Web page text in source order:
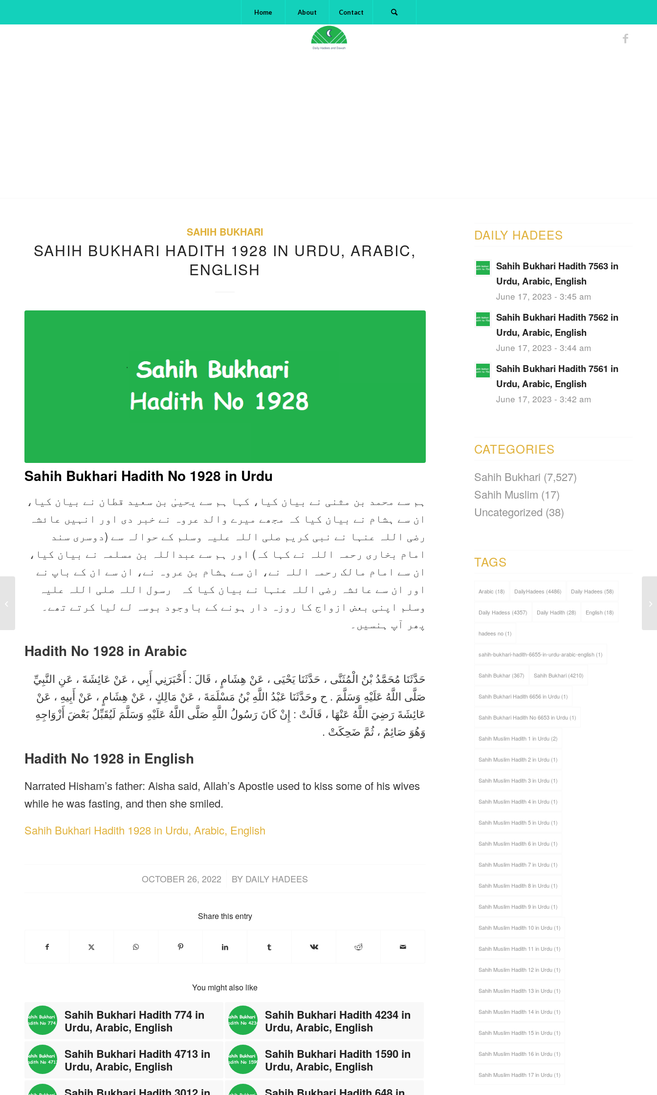
Home About Contact
SAHIH BUKHARI
SAHIH BUKHARI HADITH 1928 IN URDU, ARABIC,
ENGLISH
Sahih Bukhari Hadith No 1928 in Urdu
ہم سے محمد بن مثنی نے بیان کیا، کہا ہم سے یحییٰ بن سعید قطان نے بیان کیا،
ان سے ہشام نے بیان کیا کہ مجھے میرے والد عروہ نے خبر دی اور انہیں عائشہ
رضی اللہ عنہا نے نبی کریم صلی اللہ علیہ وسلم کے حوالہ سے (دوسری سند
امام بخاری رحمہ اللہ نے کہا کہ) اور ہم سے عبداللہ بن مسلمہ نے بیان کیا،
ان سے امام مالک رحمہ اللہ نے، ان سے ہشام بن عروہ نے، ان سے ان کے باپ نے
اور ان سے عائشہ رضی اللہ عنہا نے بیان کیا کہ رسول اللہ صلی اللہ علیہ
وسلم اپنی بعض ازواج کا روزہ دار ہونے کے باوجود بوسہ لے لیا کرتے تھے۔
پھر آپ ہنسیں۔
Hadith No 1928 in Arabic
حَدَّثَنَا مُحَمَّدُ بْنُ الْمُثَنَّى ، حَدَّثَنَا يَحْيَى ، عَنْ هِشَامٍ ، قَالَ : أَخْبَرَنِي أَبِي ، عَنْ عَائِشَةَ ، عَنِ النَّبِيِّ
صَلَّى اللَّهُ عَلَيْهِ وَسَلَّمَ . ح وحَدَّثَنَا عَبْدُ اللَّهِ بْنُ مَسْلَمَةَ ، عَنْ مَالِكٍ ، عَنْ هِشَامٍ ، عَنْ أَبِيهِ ، عَنْ
عَائِشَةَ رَضِيَ اللَّهُ عَنْهَا ، قَالَتْ : إِنْ كَانَ رَسُولُ اللَّهِ صَلَّى اللَّهُ عَلَيْهِ وَسَلَّمَ لَيُقَبِّلُ بَعْضَ أَزْوَاجِهِ
وَهُوَ صَائِمٌ ، ثُمَّ ضَحِكَتْ .
Hadith No 1928 in English
Narrated Hisham’s father: Aisha said, Allah’s Apostle used to kiss some of his wives
while he was fasting, and then she smiled.
Sahih Bukhari Hadith 1928 in Urdu, Arabic, English
OCTOBER 26, 2022
/ BY DAILY HADEES
Share this entry
You might also like
Sahih Bukhari Hadith 774 in
Urdu, Arabic, English
Sahih Bukhari Hadith 4234 in
Urdu, Arabic, English
Sahih Bukhari Hadith 4713 in
Urdu, Arabic, English
Sahih Bukhari Hadith 1590 in
Urdu, Arabic, English
DAILY HADEES
Sahih Bukhari Hadith 7563 in
Urdu, Arabic, English
June 17, 2023 - 3:45 am
Sahih Bukhari Hadith 7562 in
Urdu, Arabic, English
June 17, 2023 - 3:44 am
Sahih Bukhari Hadith 7561 in
Urdu, Arabic, English
June 17, 2023 - 3:42 am
CATEGORIES
Sahih Bukhari (7,527)
Sahih Muslim (17)
Uncategorized (38)
TAGS
Arabic (18) DailyHadees (4486) Daily Hadees (58)
Daily Hadess (4357) Daily Hadith(28) English(18)
hadees no(1)
sahih-bukhari-hadith-6655-in-urdu-arabic-english(1)
Sahih Bukhar(367) Sahih Bukhari(4210)
Sahih Bukhari Hadith 6656 in Urdu(1)
Sahih Bukhari Hadith No 6653 in Urdu(1)
Sahih Muslim Hadith 1 in Urdu(2)
Sahih Muslim Hadith 2 in Urdu(1)
Sahih Muslim Hadith 3 in Urdu(1)
Sahih Muslim Hadith 4 in Urdu(1)
Sahih Muslim Hadith 5 in Urdu(1)
Sahih Muslim Hadith 6 in Urdu(1)
Sahih Muslim Hadith 7 in Urdu(1)
Sahih Muslim Hadith 8 in Urdu(1)
Sahih Muslim Hadith 9 in Urdu(1)
Sahih Muslim Hadith 10 in Urdu(1)
Sahih Muslim Hadith 11 in Urdu(1)
Sahih Muslim Hadith 12 in Urdu(1)
Sahih Muslim Hadith 13 in Urdu(1)
Sahih Muslim Hadith 14 in Urdu(1)
Sahih Muslim Hadith 15 in Urdu(1)
Sahih Muslim Hadith 16 in Urdu(1)
Sahih Muslim Hadith 17 in Urdu(1)
Sahih Bukhari Hadith